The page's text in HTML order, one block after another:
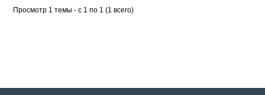
Просмотр 1 темы - с 1 по 1 (1 всего)